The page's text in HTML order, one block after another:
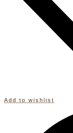
Add to wishlist